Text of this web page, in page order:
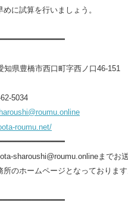
に試算を行いましょう。
県豊橋市西口町字西ノ口46-151
5034
roumu.net/
sharoushi@roumu.online までお
のホームページとなっております